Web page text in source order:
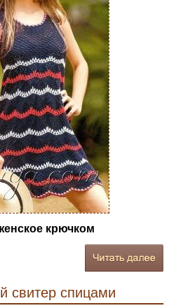
крючком
свитер спицами